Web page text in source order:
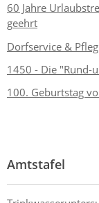
60 Jahre
geehrt
Dorfservice &
1450 - Die "Rund-
100. Geburtstag
Amtstafel